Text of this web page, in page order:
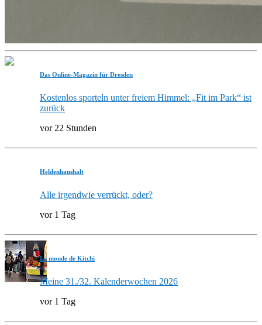
Das Online-Magazin für Dresden
Kostenlos sporteln unter freiem Himmel: „Fit im Park“ ist
zurück
vor 22 Stunden
Heldenhaushalt
Alle irgendwie verrückt, oder?
vor 1 Tag
Le monde de Kitchi
Meine 31./32. Kalenderwochen 2026
vor 1 Tag